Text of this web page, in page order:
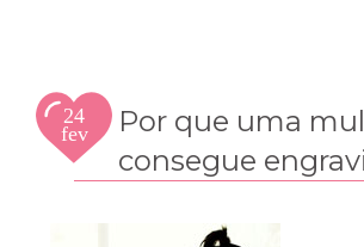
24
fev
2010
Por que uma
consegue